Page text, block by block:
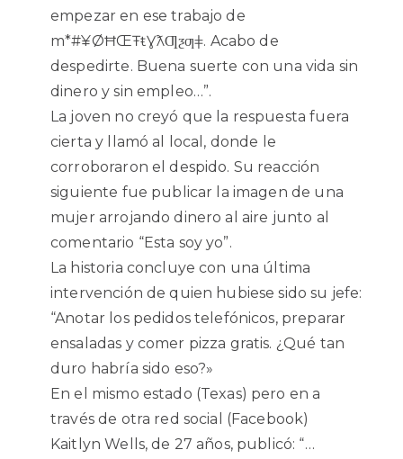
empezar en ese trabajo de
m*#¥ØĦŒŦŧƔƛƢƺƣǂ. Acabo de
despedirte. Buena suerte con una vida sin
dinero y sin empleo…”.
La joven no creyó que la respuesta fuera
cierta y llamó al local, donde le
corroboraron el despido. Su reacción
siguiente fue publicar la imagen de una
mujer arrojando dinero al aire junto al
comentario “Esta soy yo”.
La historia concluye con una última
intervención de quien hubiese sido su jefe:
“Anotar los pedidos telefónicos, preparar
ensaladas y comer pizza gratis. ¿Qué tan
duro habría sido eso?»
En el mismo estado (Texas) pero en a
través de otra red social (Facebook)
Kaitlyn Wells, de 27 años, publicó: “…